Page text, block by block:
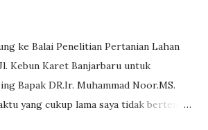
ke Balai Penelitian Pertanian Lahan
Kebun Karet Banjarbaru untuk
Bapak DR.Ir. Muhammad Noor.MS.
yang cukup lama saya tidak bertemu,